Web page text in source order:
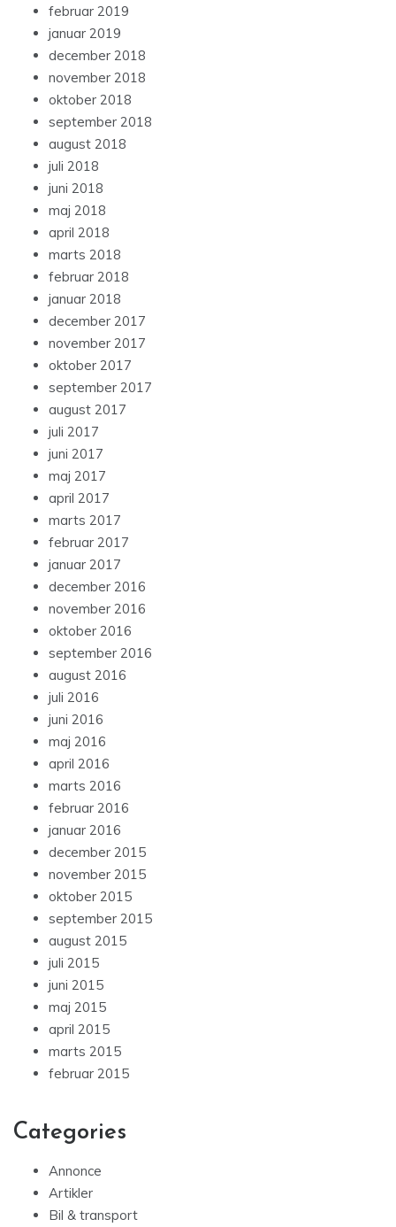
februar 2019
januar 2019
december 2018
november 2018
oktober 2018
september 2018
august 2018
juli 2018
juni 2018
maj 2018
april 2018
marts 2018
februar 2018
januar 2018
december 2017
november 2017
oktober 2017
september 2017
august 2017
juli 2017
juni 2017
maj 2017
april 2017
marts 2017
februar 2017
januar 2017
december 2016
november 2016
oktober 2016
september 2016
august 2016
juli 2016
juni 2016
maj 2016
april 2016
marts 2016
februar 2016
januar 2016
december 2015
november 2015
oktober 2015
september 2015
august 2015
juli 2015
juni 2015
maj 2015
april 2015
marts 2015
februar 2015
Categories
Annonce
Artikler
Bil & transport